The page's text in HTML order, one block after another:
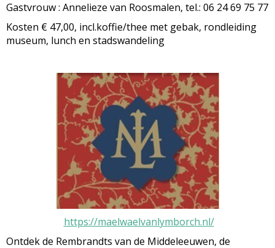
Gastvrouw : Annelieze van Roosmalen, tel.: 06 24 69 75 77
Kosten € 47,00, incl.koffie/thee met gebak, rondleiding
museum, lunch en stadswandeling
https://maelwaelvanlymborch.nl/
Ontdek de Rembrandts van de Middeleeuwen, de